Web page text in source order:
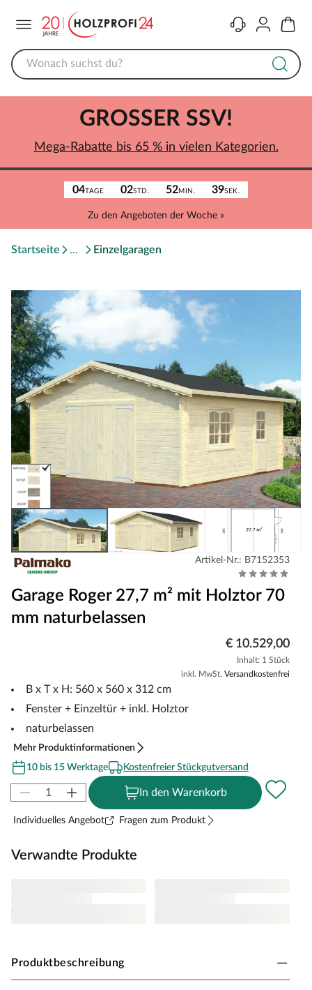
KontaktKonto
04TAGE 02STD. 52MIN. 39SEK.
Zu den Angeboten der Woche »
GROSSER SSV!
Mega-Rabatte bis 65 % in vielen Kategorien.
Startseite Einzelgaragen
Artikel-Nr.: B7152353
Garage Roger 27,7 m² mit Holztor 70
mm naturbelassen
€ 10.529,00
Inhalt: 1 Stück
inkl. MwSt. Versandkostenfrei
B x T x H: 560 x 560 x 312 cm
Fenster + Einzeltür + inkl. Holztor
naturbelassen
Mehr Produktinformationen
10 bis 15 Werktage
Kostenfreier Stückgutversand
In den Warenkorb
Individuelles Angebot Fragen zum Produkt
Verwandte Produkte
Produktbeschreibung